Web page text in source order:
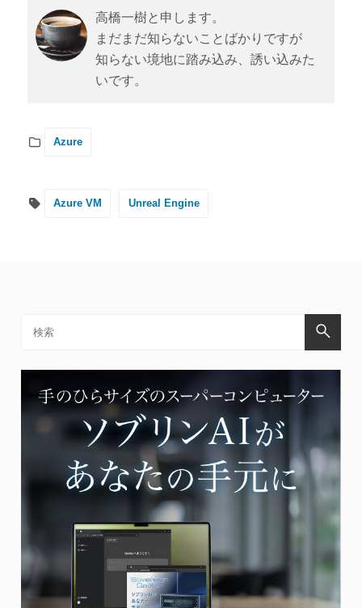
高橋一樹と申します。
まだまだ知らないことばかりですが
知らない境地に踏み込み、誘い込みた
いです。
Azure
Azure VM Unreal Engine